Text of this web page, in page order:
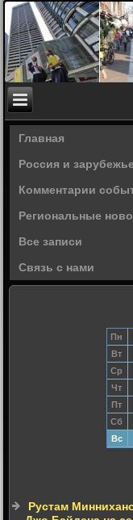
Главная
Россия и зарубежье
Комментарии
Региональные
Все записи
Связь с нами
Пн
Вт
Ср
Чт
Пт
Сб
Вс
Рустам